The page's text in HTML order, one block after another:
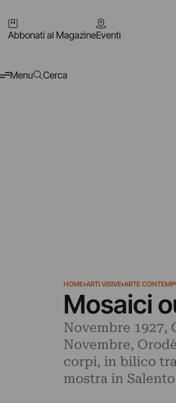
Abbonati al MagazineEventi
Menu Cerca
HOME›ARTI VISIVE›ARTE
Mosaici
Novembre 1927,
Novembre,
corpi, in bilico
mostra in